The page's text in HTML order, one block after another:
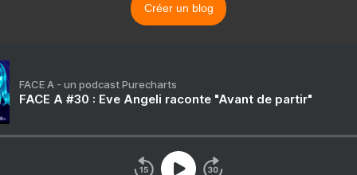
Créer un blog
FACE A - un podcast Purecharts
FACE A #30 : Eve Angeli raconte "Avant de partir"